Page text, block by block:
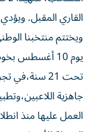
القاري المقبل.
ويختتم منتخبنا
يوم 10 أغسطس
تحت 21
جاهزية
العمل عليها منذ
المرحلة الأخيرة من